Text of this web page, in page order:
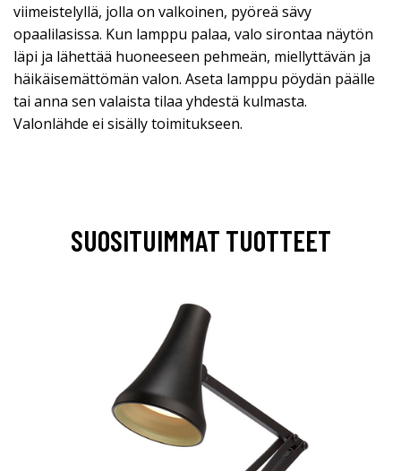
viimeistelyllä, jolla on valkoinen, pyöreä sävy
opaalilasissa. Kun lamppu palaa, valo sirontaa näytön
läpi ja lähettää huoneeseen pehmeän, miellyttävän ja
häikäisemättömän valon. Aseta lamppu pöydän päälle
tai anna sen valaista tilaa yhdestä kulmasta.
Valonlähde ei sisälly toimitukseen.
SUOSITUIMMAT TUOTTEET